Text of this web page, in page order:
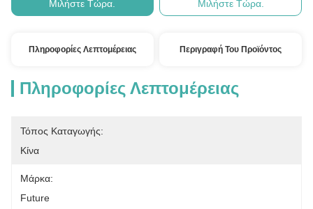
Μιλήστε Τώρα.
Μιλήστε Τώρα.
Πληροφορίες Λεπτομέρειας Περιγραφή Του Προϊόντος
Πληροφορίες Λεπτομέρειας
Τόπος Καταγωγής:
Κίνα
Μάρκα:
Future